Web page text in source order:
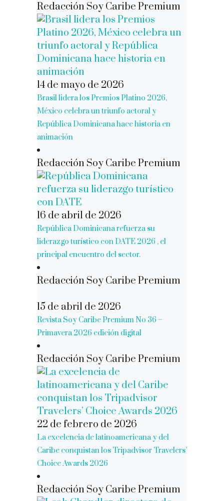
Redacción Soy Caribe Premium
14 de mayo de 2026
Brasil lidera los Premios Platino 2026,
México celebra un triunfo actoral y
República Dominicana hace historia en
animación
Redacción Soy Caribe Premium
16 de abril de 2026
República Dominicana refuerza su
liderazgo turístico con DATE 2026 , el
principal encuentro del sector.
Redacción Soy Caribe Premium
15 de abril de 2026
Revista Soy Caribe Premium No 36 –
Primavera 2026 edición digital
Redacción Soy Caribe Premium
22 de febrero de 2026
La excelencia de latinoamericana y del
Caribe conquistan los Tripadvisor Travelers’
Choice Awards 2026
Redacción Soy Caribe Premium